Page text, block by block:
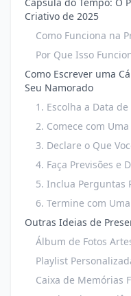
Criativo de 2025
Como Funciona na
Por Que Isso
Como Escrever uma
Seu Namorado
1. Escolha a Data
2. Comece com
3. Declare o Que
4. Faça Previsões e
5. Inclua Perguntas
6. Termine com
Outras Ideias de
Álbum de Fotos
Playlist
Caixa de Memórias